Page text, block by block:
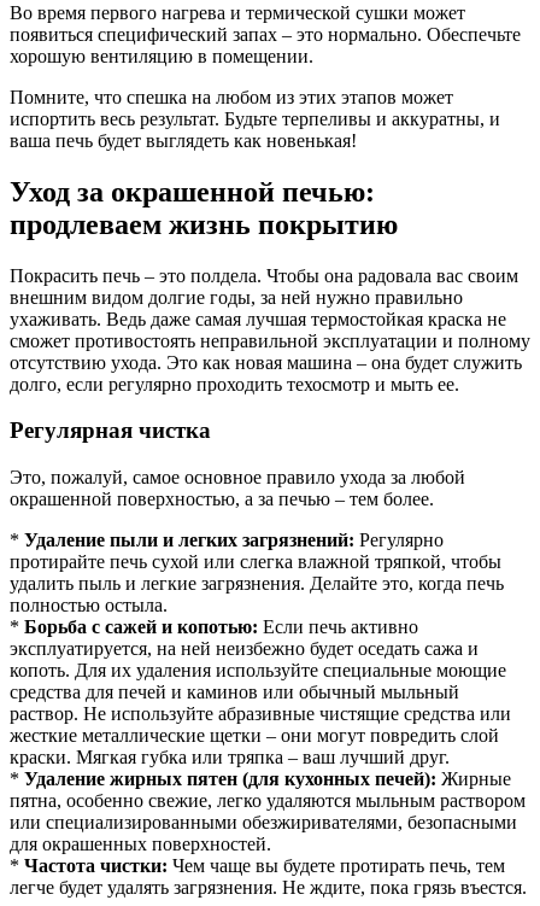
Во время первого нагрева и термической сушки может
появиться специфический запах – это нормально. Обеспечьте
хорошую вентиляцию в помещении.
Помните, что спешка на любом из этих этапов может
испортить весь результат. Будьте терпеливы и аккуратны, и
ваша печь будет выглядеть как новенькая!
Уход за окрашенной печью:
продлеваем жизнь покрытию
Покрасить печь – это полдела. Чтобы она радовала вас своим
внешним видом долгие годы, за ней нужно правильно
ухаживать. Ведь даже самая лучшая термостойкая краска не
сможет противостоять неправильной эксплуатации и полному
отсутствию ухода. Это как новая машина – она будет служить
долго, если регулярно проходить техосмотр и мыть ее.
Регулярная чистка
Это, пожалуй, самое основное правило ухода за любой
окрашенной поверхностью, а за печью – тем более.
* Удаление пыли и легких загрязнений: Регулярно
протирайте печь сухой или слегка влажной тряпкой, чтобы
удалить пыль и легкие загрязнения. Делайте это, когда печь
полностью остыла.
* Борьба с сажей и копотью: Если печь активно
эксплуатируется, на ней неизбежно будет оседать сажа и
копоть. Для их удаления используйте специальные моющие
средства для печей и каминов или обычный мыльный
раствор. Не используйте абразивные чистящие средства или
жесткие металлические щетки – они могут повредить слой
краски. Мягкая губка или тряпка – ваш лучший друг.
* Удаление жирных пятен (для кухонных печей): Жирные
пятна, особенно свежие, легко удаляются мыльным раствором
или специализированными обезжиривателями, безопасными
для окрашенных поверхностей.
* Частота чистки: Чем чаще вы будете протирать печь, тем
легче будет удалять загрязнения. Не ждите, пока грязь въестся.